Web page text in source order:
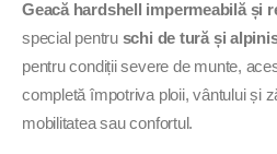
Geacă hardshell impermeabilă și
special pentru schi de tură și
pentru condiții severe de munte,
completă împotriva ploii, vântului și
mobilitatea sau confortul.